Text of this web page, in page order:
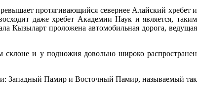
протягивающийся севернее Алайский хребет и
даже хребет Академии Наук и является, таким
Кызыларт проложена автомобильная дорога, ведущая
склоне и у подножия довольно широко распространен
Западный Памир и Восточный Памир, называемый так